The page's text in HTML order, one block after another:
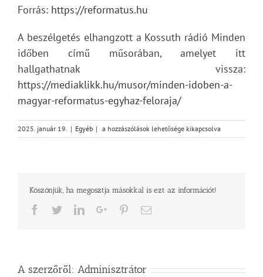
Forrás: https://reformatus.hu
A beszélgetés elhangzott a Kossuth rádió Minden
időben című műsorában, amelyet itt
hallgathatnak vissza:
https://mediaklikk.hu/musor/minden-idoben-a-
magyar-reformatus-egyhaz-feloraja/
2025. január 19. | Egyéb | Az
„Ez
kampány!
a hozzászólások lehetősége kikapcsolva
Köszönjük, ha megosztja másokkal is ezt az információt!
Facebook
TwitterLinkedInGoogle+PinterestEmail
A szerzőről: Adminisztrátor